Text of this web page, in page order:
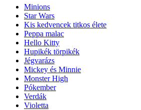
Minions
Star Wars
Kis kedvencek titkos élete
Peppa malac
Hello Kitty
Hupikék törpikék
Jégvarázs
Mickey és Minnie
Monster High
Pókember
Verdák
Violetta